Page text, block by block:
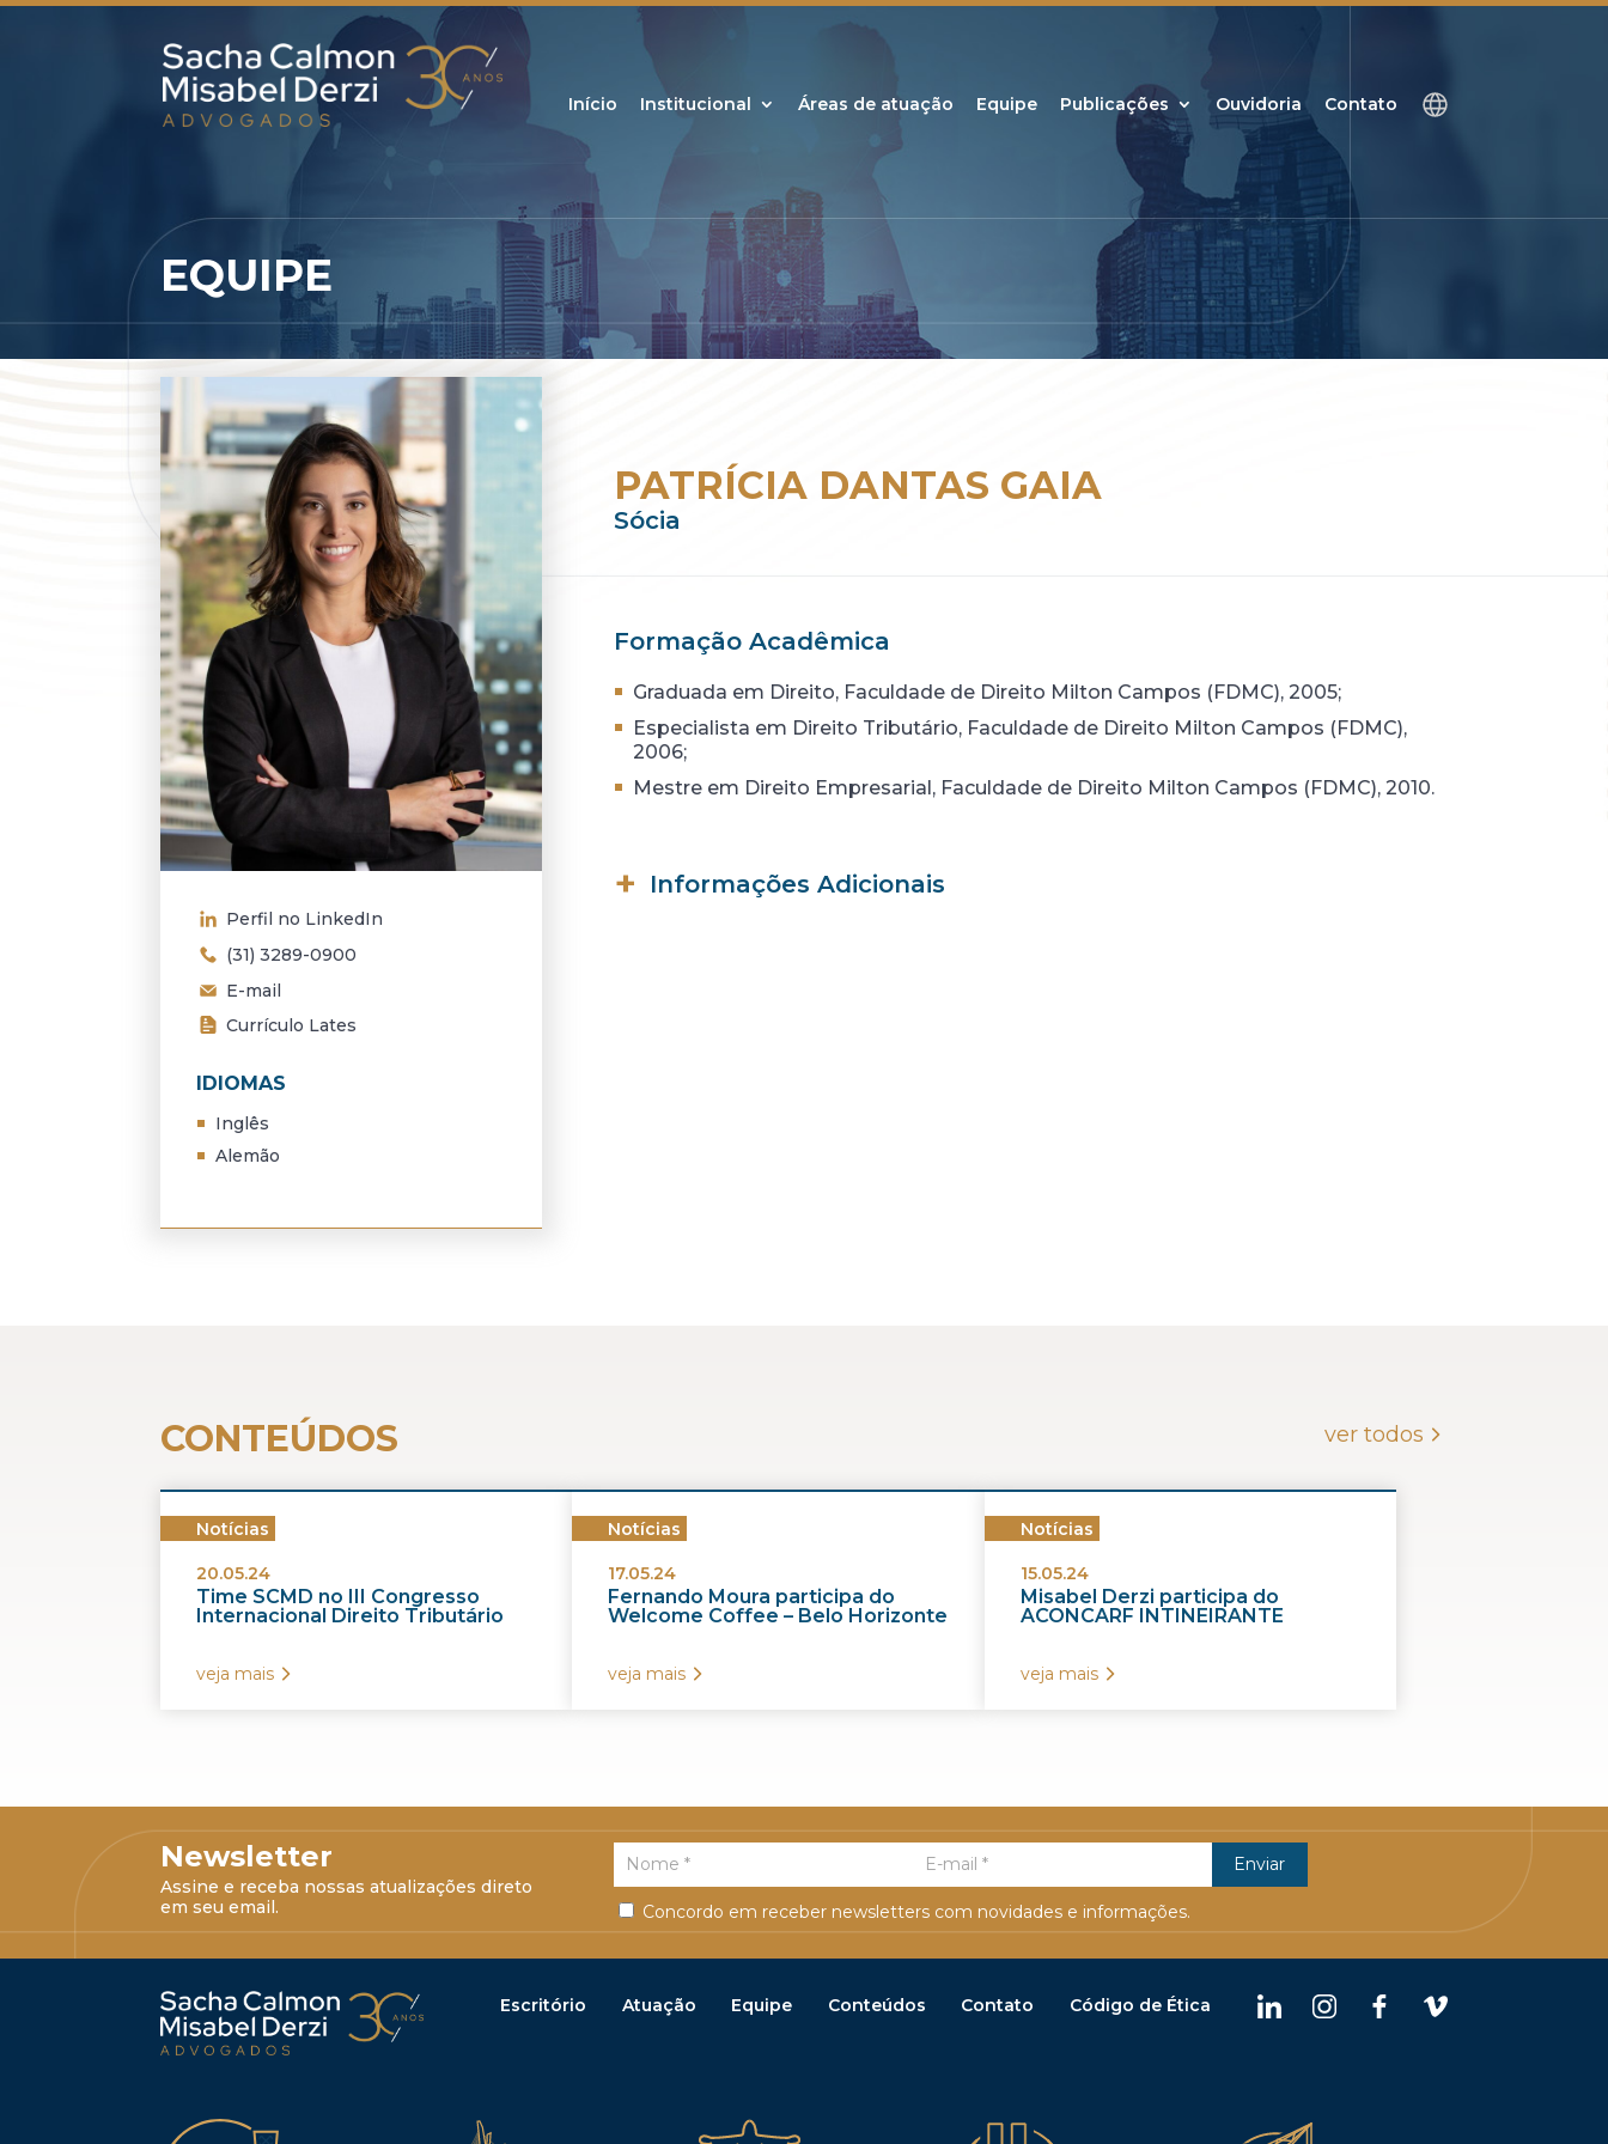
Início Institucional Áreas de atuação Equipe Publicações Ouvidoria Contato
EQUIPE
Perfil no LinkedIn
(31) 3289-0900
E-mail
Currículo Lates
IDIOMAS
Inglês
Alemão
PATRÍCIA DANTAS GAIA
Sócia
Formação Acadêmica
Graduada em Direito, Faculdade de Direito Milton Campos (FDMC), 2005;
Especialista em Direito Tributário, Faculdade de Direito Milton Campos (FDMC),
2006;
Mestre em Direito Empresarial, Faculdade de Direito Milton Campos (FDMC), 2010.
Informações Adicionais
CONTEÚDOS ver todos
Notícias
20.05.24
Time SCMD no III Congresso
Internacional Direito Tributário
veja mais
Notícias
17.05.24
Fernando Moura participa do
Welcome Coffee – Belo Horizonte
veja mais
Notícias
15.05.24
Misabel Derzi participa do
ACONCARF INTINEIRANTE
veja mais
Newsletter
Assine e receba nossas atualizações direto
em seu email.
Concordo em receber newsletters com novidades e informações.
Escritório Atuação Equipe Conteúdos Contato Código de Ética